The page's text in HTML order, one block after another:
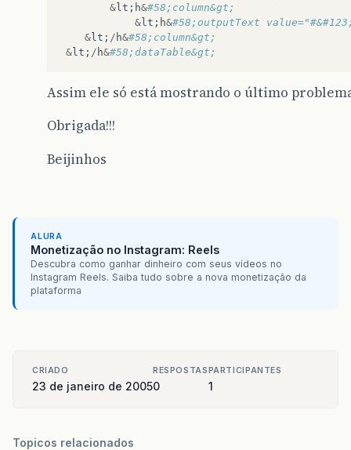
& lt ; h&#58;column&gt;
& lt ; h&#58;outputText
& lt ; / h&#58;column&gt;
& lt ; / h&#58;dataTable&gt;
Assim ele só está mostrando o último
Obrigada!!!
Beijinhos
ALURA
Monetização no Instagram: Reels
Descubra como ganhar dinheiro com seus vídeos no
Instagram Reels. Saiba tudo sobre a nova monetização da
plataforma
CRIADO
23 de janeiro de 2005
RESPOSTAS
0
PARTICIPANTES
1
Topicos relacionados